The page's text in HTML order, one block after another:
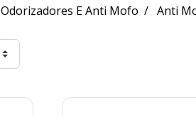
Odorizadores E Anti Mofo Anti